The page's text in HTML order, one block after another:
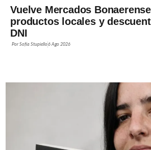
Vuelve Mercados
productos locales y
DNI
PorSofía Stupiello6 Ago 2026